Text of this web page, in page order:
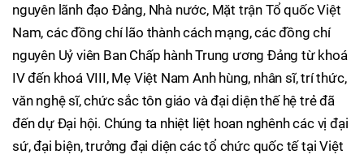
nguyên lãnh đạo Đảng, Nhà nước, Mặt trận Tổ quốc Việt
Nam, các đồng chí lão thành cách mạng, các đồng chí
nguyên Uỷ viên Ban Chấp hành Trung ương Đảng từ khoá
IV đến khoá VIII, Mẹ Việt Nam Anh hùng, nhân sĩ, trí thức,
văn nghệ sĩ, chức sắc tôn giáo và đại diện thế hệ trẻ đã
đến dự Đại hội. Chúng ta nhiệt liệt hoan nghênh các vị đại
sứ, đại biện, trưởng đại diện các tổ chức quốc tế tại Việt